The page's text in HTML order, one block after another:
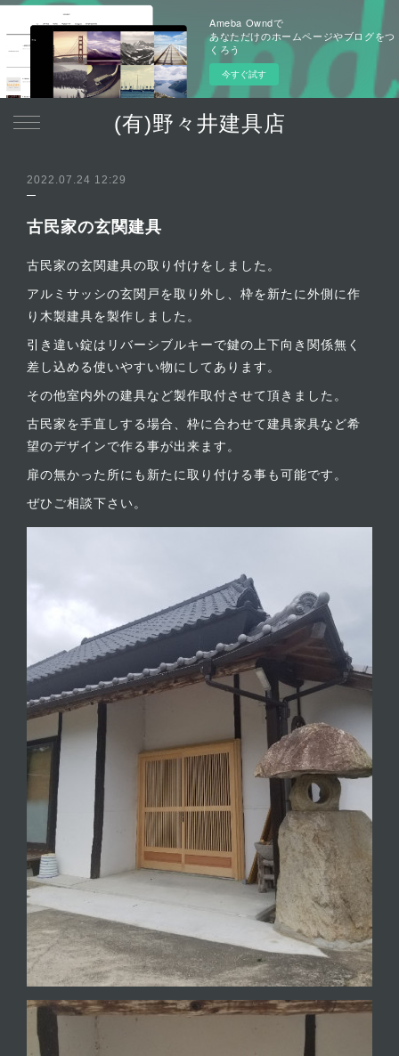
Ameba Owndで
あなただけのホームページやブログをつ
くろう
今すぐ試す
(有)野々井建具店
2022.07.24 12:29
古民家の玄関建具
古民家の玄関建具の取り付けをしました。
アルミサッシの玄関戸を取り外し、枠を新たに外側に作
り木製建具を製作しました。
引き違い錠はリバーシブルキーで鍵の上下向き関係無く
差し込める使いやすい物にしてあります。
その他室内外の建具など製作取付させて頂きました。
古民家を手直しする場合、枠に合わせて建具家具など希
望のデザインで作る事が出来ます。
扉の無かった所にも新たに取り付ける事も可能です。
ぜひご相談下さい。